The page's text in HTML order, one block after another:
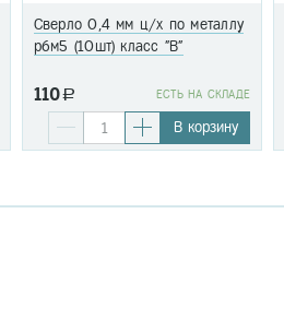
Сверло 0,4 мм ц/х по металлу
р6м5 (10шт) класс "В"
110a EСТЬ НА СКЛАДЕ
В корзину